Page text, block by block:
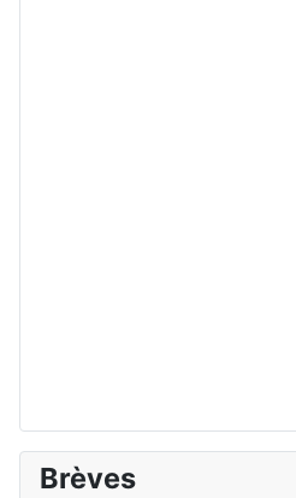
Brèves